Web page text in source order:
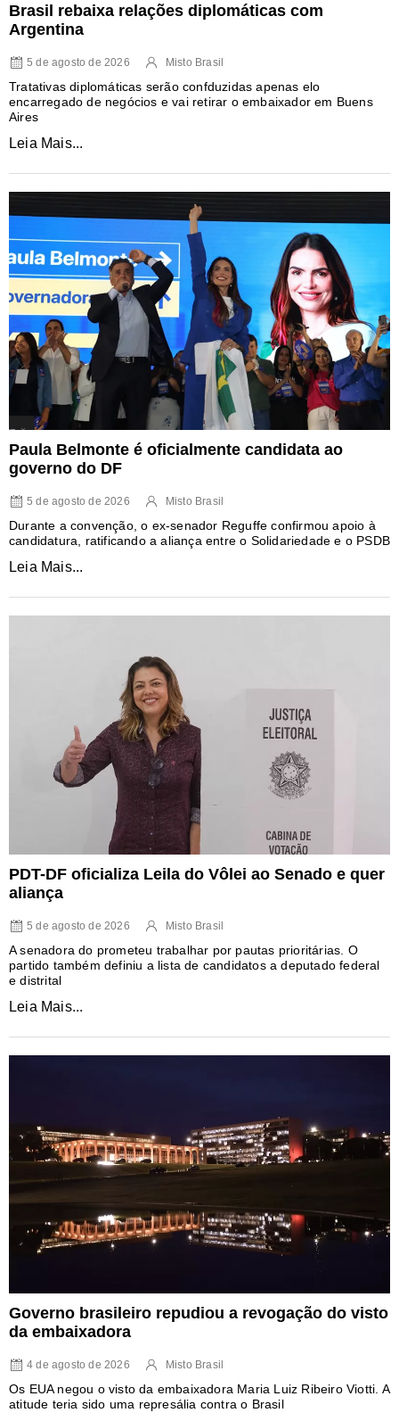
Brasil rebaixa relações diplomáticas com
Argentina
5 de agosto de 2026 Misto Brasil
Tratativas diplomáticas serão confduzidas apenas elo
encarregado de negócios e vai retirar o embaixador em Buens
Aires
Leia Mais...
Paula Belmonte é oficialmente candidata ao
governo do DF
5 de agosto de 2026 Misto Brasil
Durante a convenção, o ex-senador Reguffe confirmou apoio à
candidatura, ratificando a aliança entre o Solidariedade e o PSDB
Leia Mais...
PDT-DF oficializa Leila do Vôlei ao Senado e quer
aliança
5 de agosto de 2026 Misto Brasil
A senadora do prometeu trabalhar por pautas prioritárias. O
partido também definiu a lista de candidatos a deputado federal
e distrital
Leia Mais...
Governo brasileiro repudiou a revogação do visto
da embaixadora
4 de agosto de 2026 Misto Brasil
Os EUA negou o visto da embaixadora Maria Luiz Ribeiro Viotti. A
atitude teria sido uma represália contra o Brasil